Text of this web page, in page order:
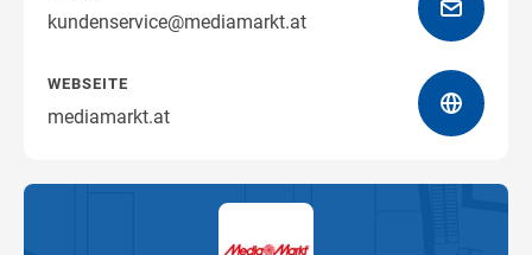
kundenservice@mediamarkt.at
WEBSEITE
mediamarkt.at